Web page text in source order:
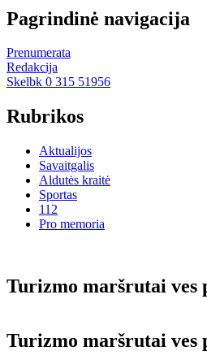
Pagrindinė navigacija
Prenumerata
Redakcija
Skelbk 0 315 51956
Rubrikos
Aktualijos
Savaitgalis
Aldutės kraitė
Sportas
112
Pro memoria
Turizmo maršrutai ves
Turizmo maršrutai ves